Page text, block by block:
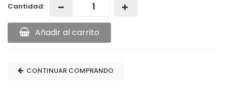
Cantidad:
Añadir al carrito
CONTINUAR COMPRANDO